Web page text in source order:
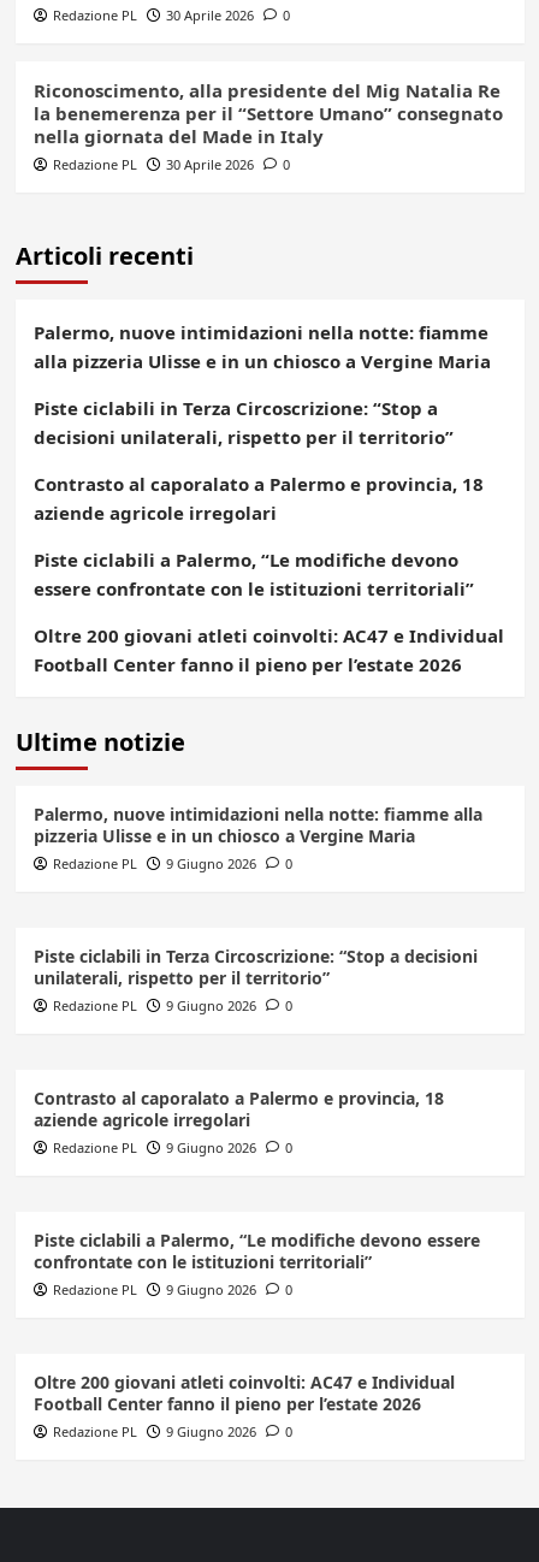
Redazione PL 30 Aprile 2026 0
Riconoscimento, alla presidente del Mig Natalia Re
la benemerenza per il “Settore Umano” consegnato
nella giornata del Made in Italy
Redazione PL 30 Aprile 2026 0
Articoli recenti
Palermo, nuove intimidazioni nella notte: fiamme
alla pizzeria Ulisse e in un chiosco a Vergine Maria
Piste ciclabili in Terza Circoscrizione: “Stop a
decisioni unilaterali, rispetto per il territorio”
Contrasto al caporalato a Palermo e provincia, 18
aziende agricole irregolari
Piste ciclabili a Palermo, “Le modifiche devono
essere confrontate con le istituzioni territoriali”
Oltre 200 giovani atleti coinvolti: AC47 e Individual
Football Center fanno il pieno per l’estate 2026
Ultime notizie
Palermo, nuove intimidazioni nella notte: fiamme alla
pizzeria Ulisse e in un chiosco a Vergine Maria
Redazione PL 9 Giugno 2026 0
Piste ciclabili in Terza Circoscrizione: “Stop a decisioni
unilaterali, rispetto per il territorio”
Redazione PL 9 Giugno 2026 0
Contrasto al caporalato a Palermo e provincia, 18
aziende agricole irregolari
Redazione PL 9 Giugno 2026 0
Piste ciclabili a Palermo, “Le modifiche devono essere
confrontate con le istituzioni territoriali”
Redazione PL 9 Giugno 2026 0
Oltre 200 giovani atleti coinvolti: AC47 e Individual
Football Center fanno il pieno per l’estate 2026
Redazione PL 9 Giugno 2026 0